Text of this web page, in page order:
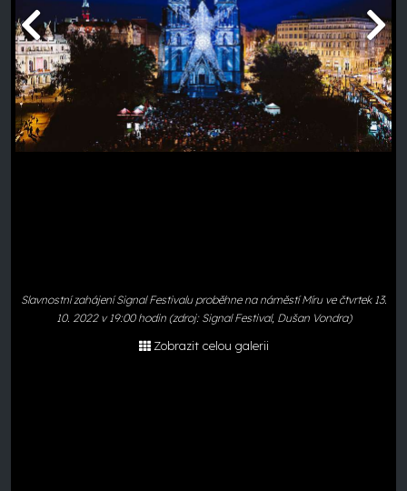
Slavnostní zahájení Signal Festivalu proběhne na náměstí Míru ve čtvrtek 13.
10. 2022 v 19:00 hodin (zdroj: Signal Festival, Dušan Vondra)
Zobrazit celou galerii